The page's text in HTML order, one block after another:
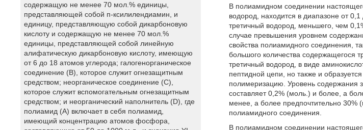
В полиамидном соединении
водород, находится в диапазоне от
третичный водород, меньшего, чем
случае превышения уровнем
свойства полиамидного соединения,
большого количества содержащегося
третичный водород, в виде
пептидной цепи, но также и
полимеризацию. Уровень содержания
составляет 0,2% (моль.) и более, а
менее, а более предпочтительно 30%
полиамидного соединения.
В полиамидном соединении
содержащую не менее 70 мол.% единицы,
представляющей собой п-ксилилендиамин, и
единицу, представляющую собой дикарбоновую
кислоту и содержащую не менее 70 мол.%
единицы, представляющей собой линейную
алифатическую дикарбоновую кислоту, имеющую
от 6 до 18 атомов углерода; галогенорганическое
соединение (В), которое служит огнезащитным
средством; неорганическое соединение (С),
которое служит вспомогательным огнезащитным
средством; и неорганический наполнитель (D), где
полиамид (A) включает в себя полиамид,
имеющий концентрацию атомов фосфора,